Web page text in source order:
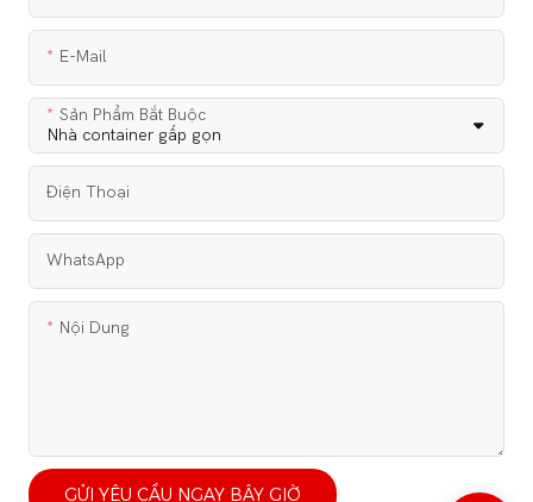
E-Mail
Sản Phẩm Bắt Buộc
Điện Thoại
WhatsApp
Nội Dung
GỬI YÊU CẦU NGAY BÂY GIỜ